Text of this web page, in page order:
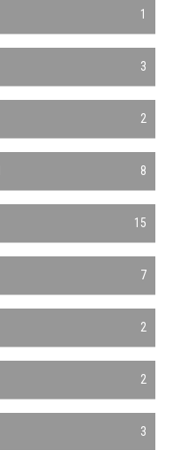
1
3
2
8
15
7
2
2
3